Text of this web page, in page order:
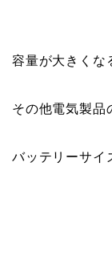
容量が大きくな
その他電気製品
バッテリーサイ